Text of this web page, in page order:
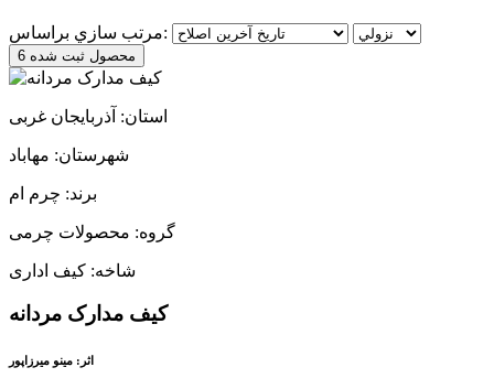
مرتب سازي براساس:
6 محصول ثبت شده
استان: آذربایجان غربی
شهرستان: مهاباد
برند: چرم ام
گروه: محصولات چرمی
شاخه: کیف اداری
کیف مدارک مردانه
اثر: مینو میرزاپور